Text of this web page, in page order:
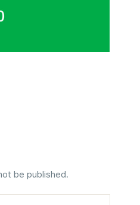
be published.